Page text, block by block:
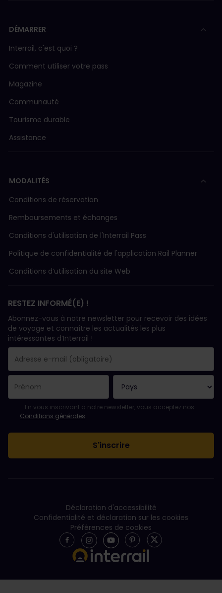
DÉMARRER
Interrail, c'est quoi ?
Comment utiliser votre pass
Magazine
Communauté
Tourisme durable
Assistance
MODALITÉS
Conditions de réservation
Remboursements et échanges
Conditions d'utilisation de l'Interrail Pass
Politique de confidentialité de l'application Rail Planner
Conditions d’utilisation du site Web
RESTEZ INFORMÉ(E) !
Abonnez-vous à notre newsletter pour recevoir des idées
de voyage et connaître les actualités les plus
intéressantes d’Interrail !
Votre abonnement a bien été pris en compte.
Le champ adresse e-mail est obligatoire.
L'adresse e-mail n'est pas valide !
L'inscription à la newsletter a échoué. Veuillez réessayer
Vous êtes déjà abonné(e) à cette newsletter.
Veuillez accepter les conditions générales pour vous inscrire à
En vous inscrivant à notre newsletter, vous acceptez nos
Conditions générales.
Déclaration d'accessibilité
Confidentialité et déclaration sur les cookies
Préférences de cookies